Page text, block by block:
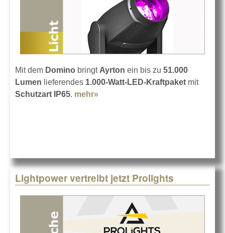
Mit dem Domino bringt Ayrton ein bis zu 51.000
Lumen lieferendes 1.000-Watt-LED-Kraftpaket mit
Schutzart IP65. mehr»
Lightpower vertreibt jetzt Prolights